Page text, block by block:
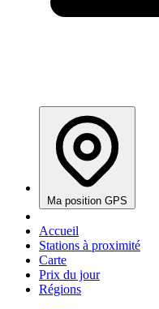
Ma position GPS
Accueil
Stations à proximité
Carte
Prix du jour
Régions